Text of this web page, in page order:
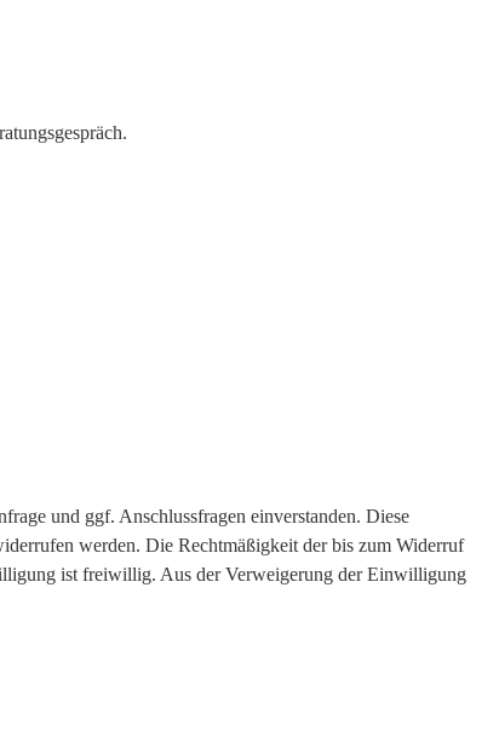
und ggf. Anschlussfragen einverstanden. Diese
werden. Die Rechtmäßigkeit der bis zum Widerruf
ist freiwillig. Aus der Verweigerung der Einwilligung